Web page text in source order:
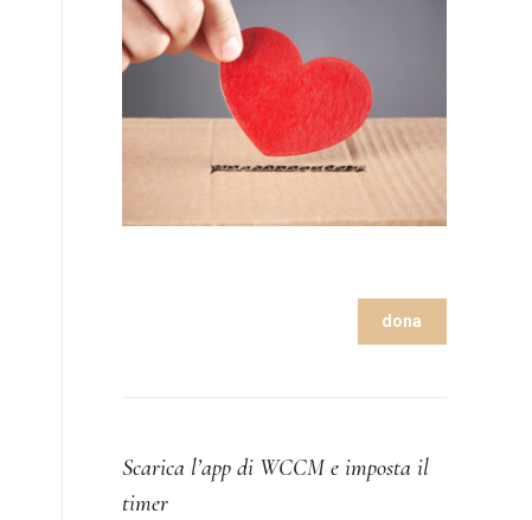
dona
Scarica l’app di WCCM e imposta il
timer